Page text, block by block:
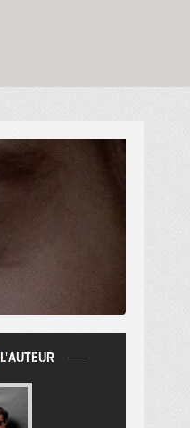
L'AUTEUR